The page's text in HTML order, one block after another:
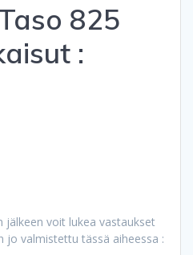
825
:
voit lukea vastaukset
jo valmistettu tässä aiheessa :